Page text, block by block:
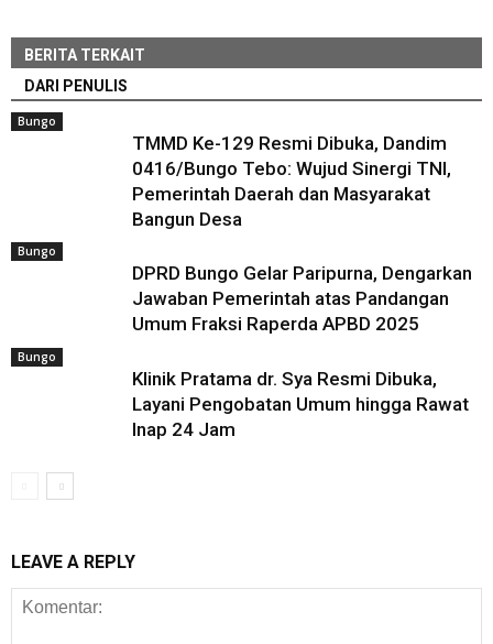
BERITA TERKAIT
DARI PENULIS
Bungo
TMMD Ke-129 Resmi Dibuka, Dandim
0416/Bungo Tebo: Wujud Sinergi TNI,
Pemerintah Daerah dan Masyarakat
Bangun Desa
Bungo
DPRD Bungo Gelar Paripurna, Dengarkan
Jawaban Pemerintah atas Pandangan
Umum Fraksi Raperda APBD 2025
Bungo
Klinik Pratama dr. Sya Resmi Dibuka,
Layani Pengobatan Umum hingga Rawat
Inap 24 Jam
LEAVE A REPLY